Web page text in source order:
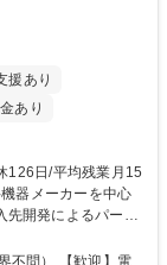
援あり
あり
先開発によるパート
をお任せします。
不問） 【歓迎】電